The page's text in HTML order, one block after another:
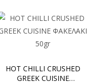
HOT CHILLI CRUSHED
GREEK CUISINE